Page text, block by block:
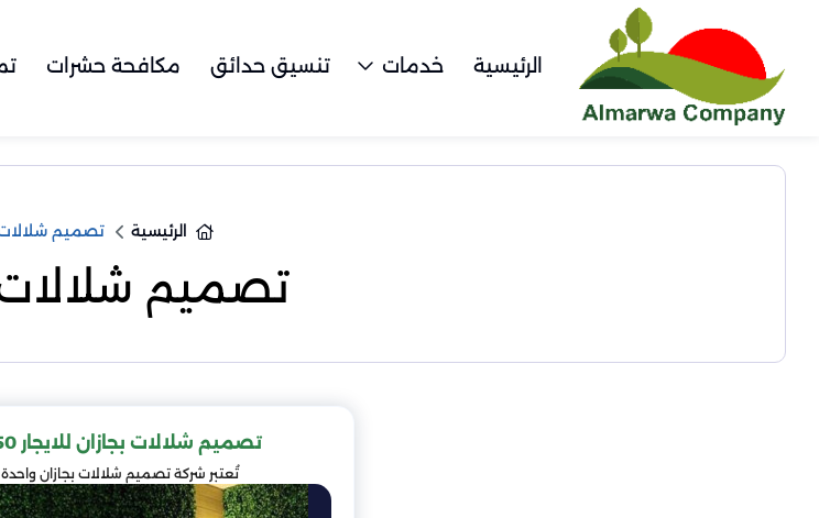
الرئيسية خدمات تنسيق حدائق مكافحة حشرات
الرئيسية تصميم شلالات
تصميم شلالات
تصميم شلالات بجازان للايجار 01025284450
تُعتبر شركة تصميم شلالات بجازان واحدة